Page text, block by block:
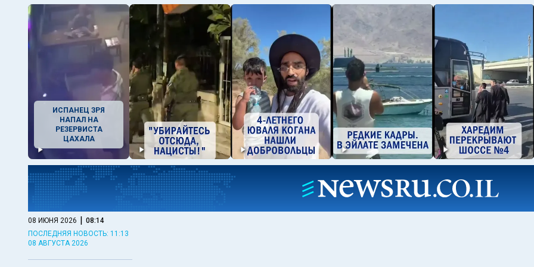
ИСПАНЕЦ ЗРЯ
НАПАЛ НА
РЕЗЕРВИСТА
ЦАХАЛА
08 ИЮНЯ 2026 | 08:14
ПОСЛЕДНЯЯ НОВОСТЬ: 11:13
08 АВГУСТА 2026